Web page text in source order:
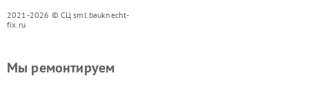
2021-2026 © СЦ sml.bauknecht-
fix.ru
Мы ремонтируем